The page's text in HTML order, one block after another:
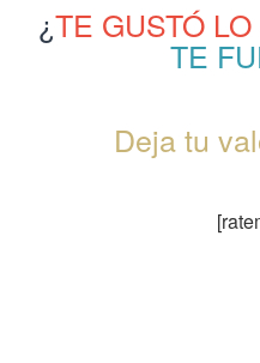
¿TE GUSTÓ
TE
Deja tu